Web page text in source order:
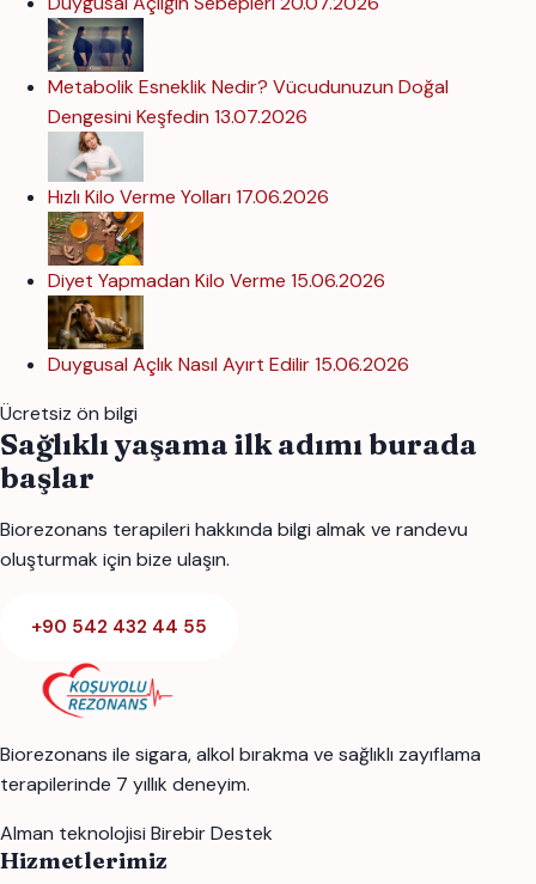
Metabolik Esneklik Nedir? Vücudunuzun Doğal
Dengesini Keşfedin 13.07.2026
Hızlı Kilo Verme Yolları 17.06.2026
Diyet Yapmadan Kilo Verme 15.06.2026
Duygusal Açlık Nasıl Ayırt Edilir15.06.2026
Ücretsiz ön bilgi
Sağlıklı yaşama ilk adımı burada
başlar
Biorezonans terapileri hakkında bilgi almak ve randevu
oluşturmak için bize ulaşın.
+90 542 432 44 55
Biorezonans ile sigara, alkol bırakma ve sağlıklı zayıflama
terapilerinde 7 yıllık deneyim.
Alman teknolojisi Birebir Destek
Hizmetlerimiz